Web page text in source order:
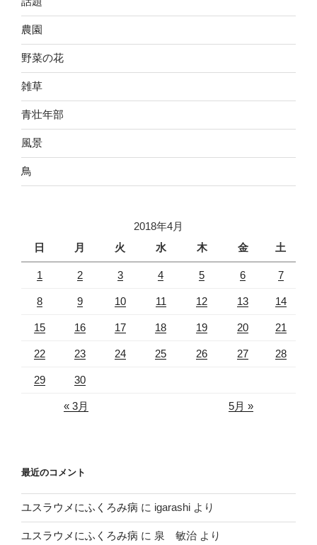
農園
野菜の花
雑草
青壮年部
風景
鳥
2018年4月
日
月 火 水 木 金 土
1 2 3 4 5 6 7
8 9 10 11 12 13 14
15 16 17 18 19 20 21
22 23 24 25 26 27 28
29 30
« 3月 5月 »
最近のコメント
ユスラウメにふくろみ病 に igarashi より
ユスラウメにふくろみ病 に 泉 敏治 より